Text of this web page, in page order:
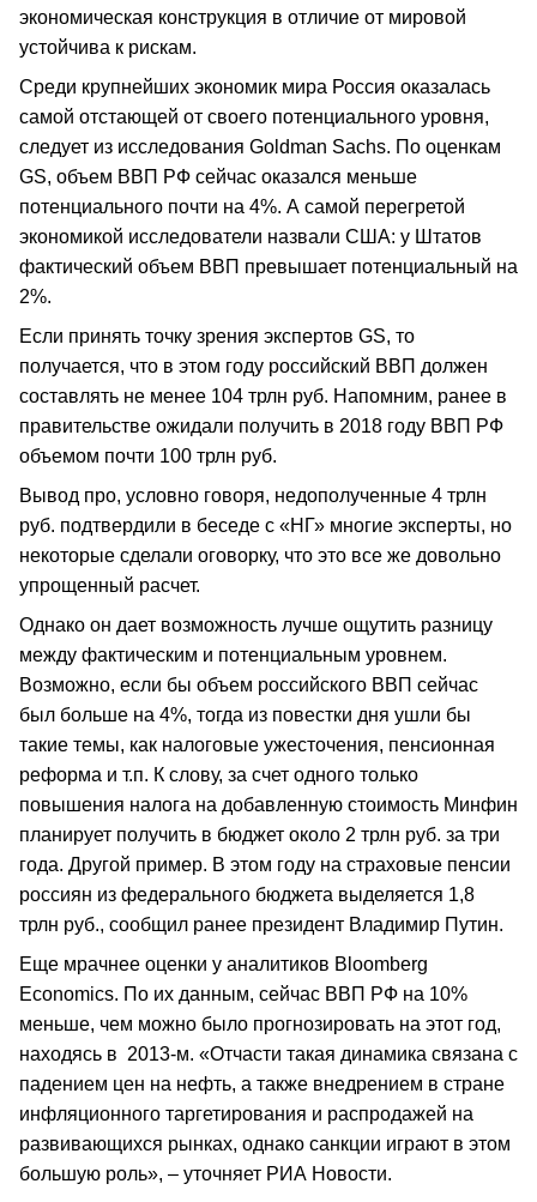
экономическая конструкция в отличие от мировой
устойчива к рискам.
Среди крупнейших экономик мира Россия оказалась
самой отстающей от своего потенциального уровня,
следует из исследования Goldman Sachs. По оценкам
GS, объем ВВП РФ сейчас оказался меньше
потенциального почти на 4%. А самой перегретой
экономикой исследователи назвали США: у Штатов
фактический объем ВВП превышает потенциальный на
2%.
Если принять точку зрения экспертов GS, то
получается, что в этом году российский ВВП должен
составлять не менее 104 трлн руб. Напомним, ранее в
правительстве ожидали получить в 2018 году ВВП РФ
объемом почти 100 трлн руб.
Вывод про, условно говоря, недополученные 4 трлн
руб. подтвердили в беседе с «НГ» многие эксперты, но
некоторые сделали оговорку, что это все же довольно
упрощенный расчет.
Однако он дает возможность лучше ощутить разницу
между фактическим и потенциальным уровнем.
Возможно, если бы объем российского ВВП сейчас
был больше на 4%, тогда из повестки дня ушли бы
такие темы, как налоговые ужесточения, пенсионная
реформа и т.п. К слову, за счет одного только
повышения налога на добавленную стоимость Минфин
планирует получить в бюджет около 2 трлн руб. за три
года. Другой пример. В этом году на страховые пенсии
россиян из федерального бюджета выделяется 1,8
трлн руб., сообщил ранее президент Владимир Путин.
Еще мрачнее оценки у аналитиков Bloomberg
Economics. По их данным, сейчас ВВП РФ на 10%
меньше, чем можно было прогнозировать на этот год,
находясь в 2013-м. «Отчасти такая динамика связана с
падением цен на нефть, а также внедрением в стране
инфляционного таргетирования и распродажей на
развивающихся рынках, однако санкции играют в этом
большую роль», – уточняет РИА Новости.